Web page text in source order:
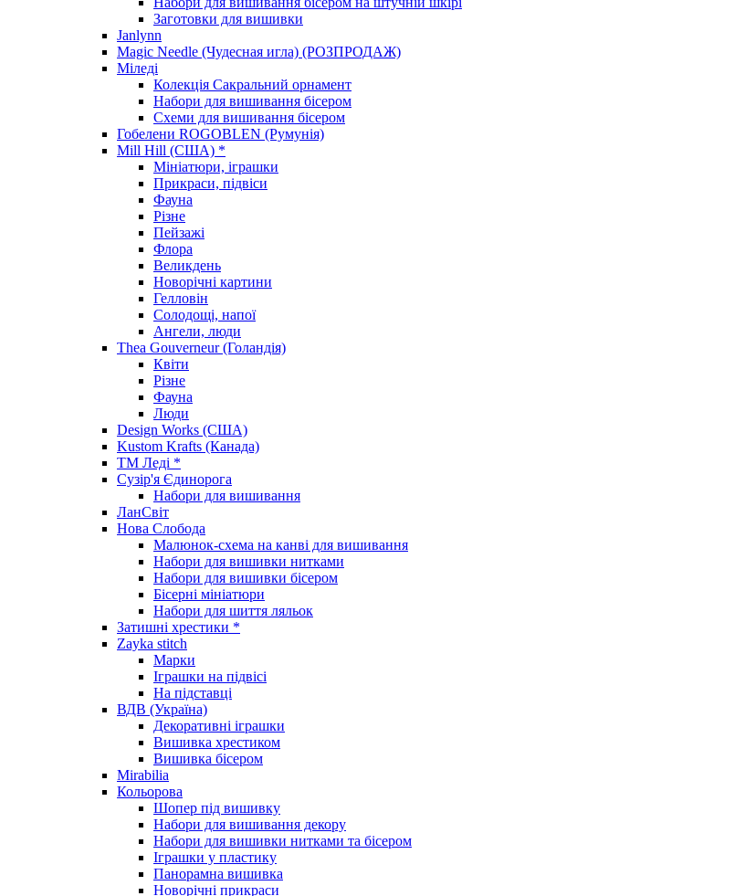
Заготовки для вишивки
Janlynn
Magic Needle (Чудесная игла) (РОЗПРОДАЖ)
Міледі
Колекція Сакральний орнамент
Набори для вишивання бісером
Схеми для вишивання бісером
Гобелени ROGOBLEN (Румунія)
Mill Hill (США) *
Мініатюри, іграшки
Прикраси, підвіси
Фауна
Різне
Пейзажі
Флора
Великдень
Новорічні картини
Гелловін
Солодощі, напої
Ангели, люди
Thea Gouverneur (Голандія)
Квіти
Різне
Фауна
Люди
Design Works (США)
Kustom Krafts (Канада)
ТМ Леді *
Сузір'я Єдинорога
Набори для вишивання
ЛанСвіт
Нова Слобода
Малюнок-схема на канві для вишивання
Набори для вишивки нитками
Набори для вишивки бісером
Бісерні мініатюри
Набори для шиття ляльок
Затишні хрестики *
Zayka stitch
Марки
Іграшки на підвісі
На підставці
ВДВ (Україна)
Декоративні іграшки
Вишивка хрестиком
Вишивка бісером
Mirabilia
Кольорова
Шопер під вишивку
Набори для вишивання декору
Набори для вишивки нитками та бісером
Іграшки у пластику
Панорамна вишивка
Новорічні прикраси